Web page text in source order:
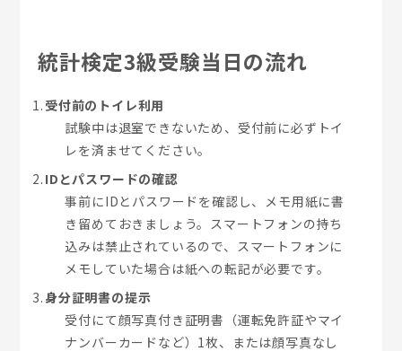
統計検定3級受験当日の流れ
受付前のトイレ利用
試験中は退室できないため、受付前に必ずトイ
レを済ませてください。
IDとパスワードの確認
事前にIDとパスワードを確認し、メモ用紙に書
き留めておきましょう。スマートフォンの持ち
込みは禁止されているので、スマートフォンに
メモしていた場合は紙への転記が必要です。
身分証明書の提示
受付にて顔写真付き証明書（運転免許証やマイ
ナンバーカードなど）1枚、または顔写真なし